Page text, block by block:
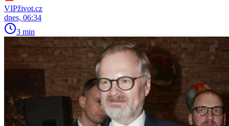
VIPživot.cz
dnes, 06:34
3 min